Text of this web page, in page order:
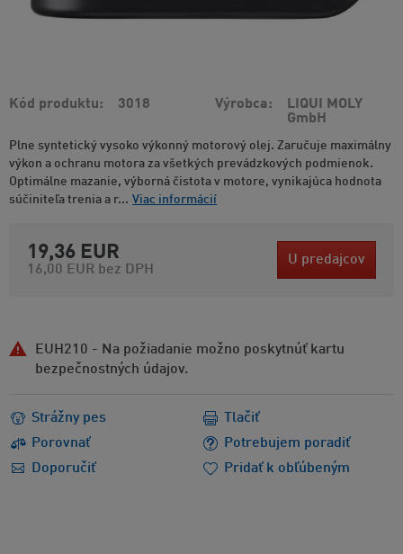
Kód produktu 3018 Výrobca
LIQUI MOLY
GmbH
Plne syntetický vysoko výkonný motorový olej. Zaručuje maximálny
výkon a ochranu motora za všetkých prevádzkových podmienok.
Optimálne mazanie, výborná čistota v motore, vynikajúca hodnota
súčiniteľa trenia a r... Viac informácií
19,36 EUR
16,00 EUR bez DPH
U predajcov
EUH210 - Na požiadanie možno poskytnúť kartu
bezpečnostných údajov.
Strážny pes
Porovnať
Potrebujem poradiť
Doporučiť
Tlačiť
Pridať k obľúbeným